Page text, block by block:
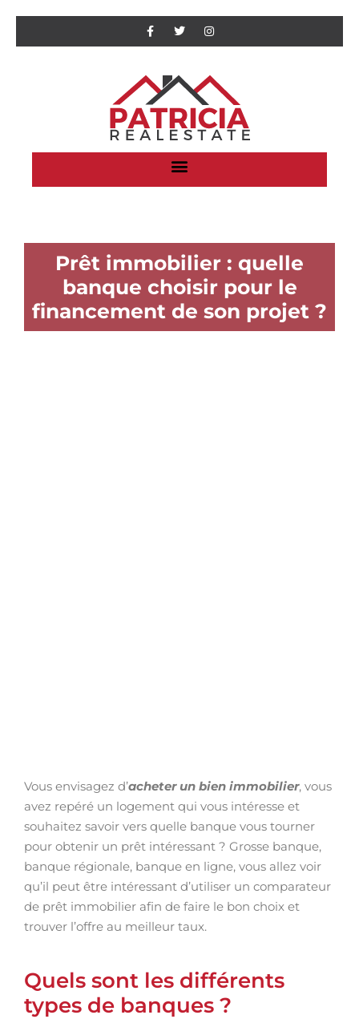
Prêt immobilier : quelle
banque choisir pour le
financement de son projet ?
Vous envisagez d’acheter un bien immobilier, vous
avez repéré un logement qui vous intéresse et
souhaitez savoir vers quelle banque vous tourner
pour obtenir un prêt intéressant ? Grosse banque,
banque régionale, banque en ligne, vous allez voir
qu’il peut être intéressant d’utiliser un comparateur
de prêt immobilier afin de faire le bon choix et
trouver l’offre au meilleur taux.
Quels sont les différents
types de banques ?